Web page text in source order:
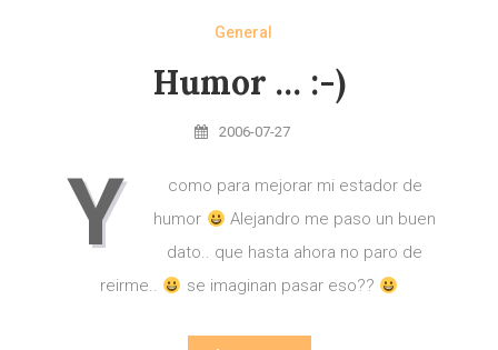
General
Humor … :-)
2006-07-27
Y
como para mejorar mi estador de
humor
Alejandro me paso un buen
dato.. que hasta ahora no paro de
reirme..
se imaginan pasar eso??